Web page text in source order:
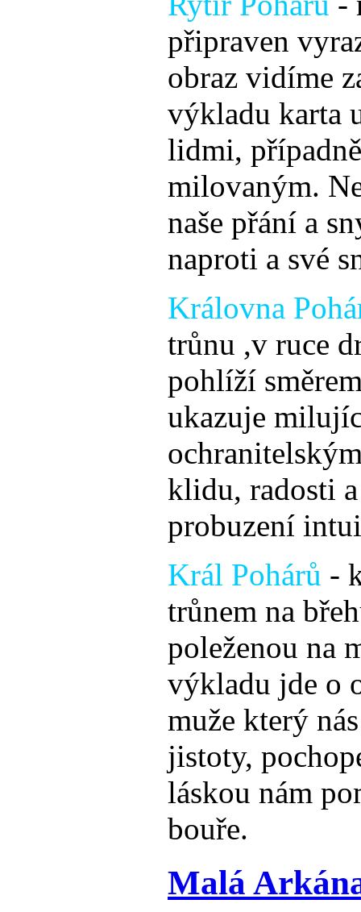
připraven
obraz vidíme
výkladu karta
lidmi,
milovaným.
naše přání a
naproti a své
Královna
trůnu ,v ruce
pohlíží
ukazuje
klidu, radosti
probuzení
Král Pohárů -
trůnem na
poleženou na
výkladu jde o
muže který
jistoty,
láskou nám
bouře.
Malá